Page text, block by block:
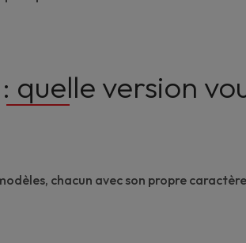
quelle version
chacun avec son propre